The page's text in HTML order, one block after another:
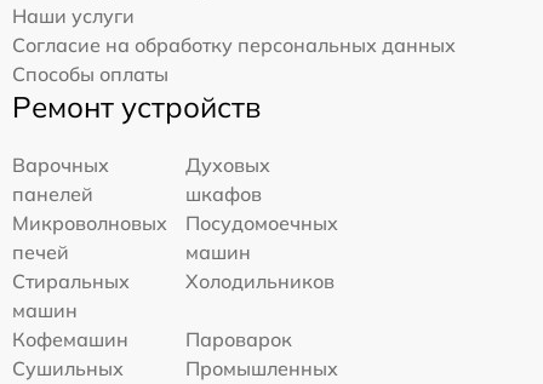
Наши услуги
Согласие на обработку персональных данных
Способы оплаты
Ремонт устройств
Варочных
панелей
Духовых
шкафов
Микроволновых
печей
Посудомоечных
машин
Стиральных
машин
Холодильников
Кофемашин
Пароварок
Сушильных
Промышленных